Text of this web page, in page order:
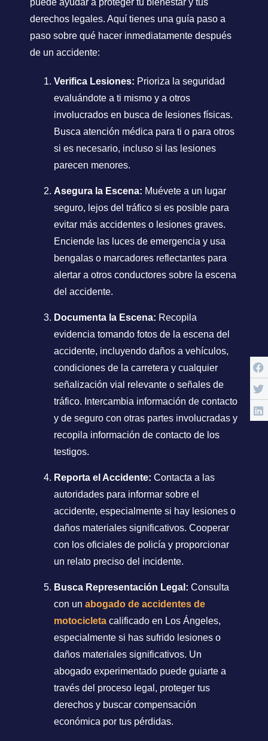
puede ayudar a proteger tu bienestar y tus
derechos legales. Aquí tienes una guía paso a
paso sobre qué hacer inmediatamente después
de un accidente:
Verifica Lesiones: Prioriza la seguridad
evaluándote a ti mismo y a otros
involucrados en busca de lesiones físicas.
Busca atención médica para ti o para otros
si es necesario, incluso si las lesiones
parecen menores.
Asegura la Escena: Muévete a un lugar
seguro, lejos del tráfico si es posible para
evitar más accidentes o lesiones graves.
Enciende las luces de emergencia y usa
bengalas o marcadores reflectantes para
alertar a otros conductores sobre la escena
del accidente.
Documenta la Escena: Recopila
evidencia tomando fotos de la escena del
accidente, incluyendo daños a vehículos,
condiciones de la carretera y cualquier
señalización vial relevante o señales de
tráfico. Intercambia información de contacto
y de seguro con otras partes involucradas y
recopila información de contacto de los
testigos.
Reporta el Accidente: Contacta a las
autoridades para informar sobre el
accidente, especialmente si hay lesiones o
daños materiales significativos. Cooperar
con los oficiales de policía y proporcionar
un relato preciso del incidente.
Busca Representación Legal: Consulta
con un abogado de accidentes de
motocicleta calificado en Los Ángeles,
especialmente si has sufrido lesiones o
daños materiales significativos. Un
abogado experimentado puede guiarte a
través del proceso legal, proteger tus
derechos y buscar compensación
económica por tus pérdidas.